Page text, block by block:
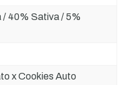
/ 40% Sativa / 5%
x Cookies Auto